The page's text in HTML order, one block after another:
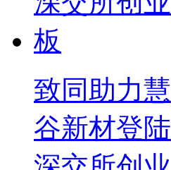
致同助力慧
谷新材登陆